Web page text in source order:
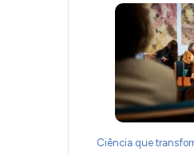
Ciência que